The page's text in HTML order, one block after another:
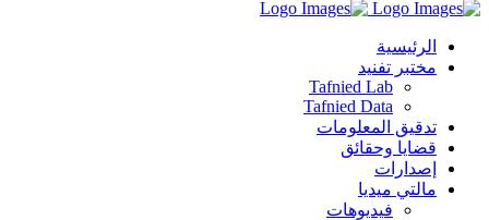
الرئيسية
مختبر تفنيد
Tafnied Lab
Tafnied Data
تدقيق المعلومات
قضايا وحقائق
إصدارات
مالتي ميديا
فيديوهات